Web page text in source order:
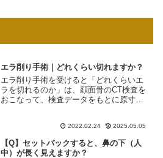
エラ削り手術｜どれくらい切れますか？
エラ削り手術を受けると「どれくらいエ
ラを切れるのか」は、顔面骨のCT検査を
おこなって、検査データをもとに原寸大
経（下顎神経管）の通る位置が異なりま
すので、CT検査およ...
2022.02.24 2025.05.05
【Q】セットバックすると、鼻の下（人
中）が長く見えますか？